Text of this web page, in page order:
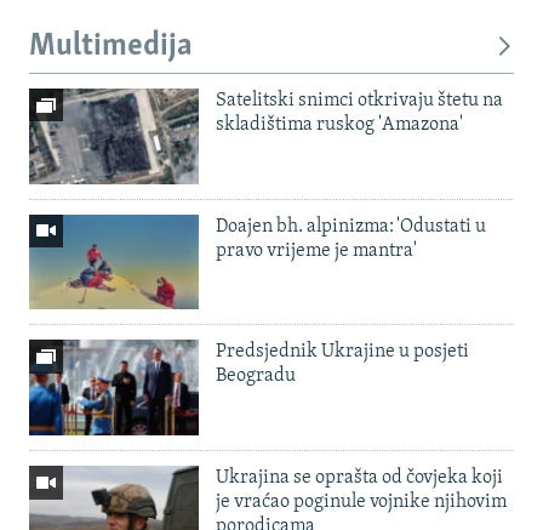
Multimedija
Satelitski snimci otkrivaju štetu na
skladištima ruskog 'Amazona'
Doajen bh. alpinizma: 'Odustati u
pravo vrijeme je mantra'
Predsjednik Ukrajine u posjeti
Beogradu
Ukrajina se oprašta od čovjeka koji
je vraćao poginule vojnike njihovim